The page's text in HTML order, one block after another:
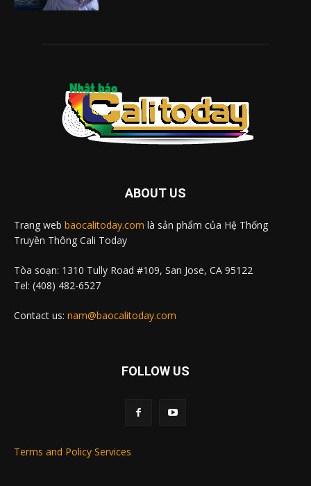
ABOUT US
Trang web baocalitoday.com là sản phẩm của Hệ Thống
Truyền Thông Cali Today
Tòa soạn: 1310 Tully Road #109, San Jose, CA 95122
Tel: (408) 482-6527
Contact us: nam@baocalitoday.com
FOLLOW US
Terms and Policy Services